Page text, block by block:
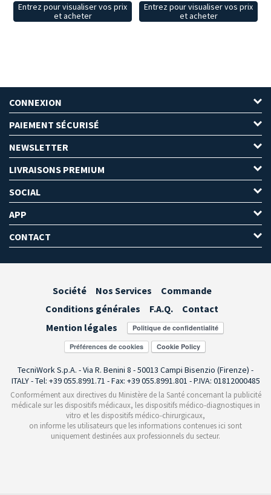
Entrez pour visualiser vos prix
et acheter
Entrez pour visualiser vos prix
et acheter
CONNEXION
PAIEMENT SÉCURISÉ
NEWSLETTER
LIVRAISONS PREMIUM
SOCIAL
APP
CONTACT
Société Nos Services
Commande
Conditions générales
F.A.Q.
Contact
Mention légales
Préférences de cookies
TecniWork S.p.A. - Via R. Benini 8 - 50013 Campi Bisenzio (Firenze) -
ITALY - Tel: +39 055.8991.71 - Fax: +39 055.8991.801 - P.IVA: 01812000485
Conformément aux directives du Ministère de la Santé concernant la publicité
médicale sur les dispositifs médicaux, les dispositifs médico-diagnostiques in
vitro et les dispositifs médico-chirurgicaux,
on informe les utilisateurs que les informations contenues ici sont
uniquement destinées aux professionnels du secteur.